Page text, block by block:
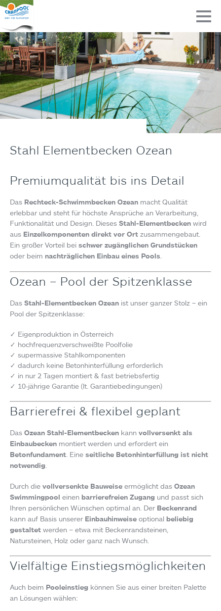
Stahl Elementbecken Ozean
Premiumqualität bis ins Detail
Das Rechteck-Schwimmbecken Ozean macht Qualität
erlebbar und steht für höchste Ansprüche an Verarbeitung,
Funktionalität und Design. Dieses Stahl-Elementbecken wird
aus Einzelkomponenten direkt vor Ort zusammengebaut.
Ein großer Vorteil bei schwer zugänglichen Grundstücken
oder beim nachträglichen Einbau eines Pools
Ozean – Pool der Spitzenklasse
Das Stahl-Elementbecken Ozean ist unser ganzer Stolz – ein
Pool der Spitzenklasse:
✓ Eigenproduktion in Österreich
✓ hochfrequenzverschweißte Poolfolie
✓ supermassive Stahlkomponenten
✓ dadurch keine Betonhinterfüllung erforderlich
✓ in nur 2 Tagen montiert & fast betriebsfertig
✓ 10-jährige Garantie (lt. Garantiebedingungen)
Barrierefrei & flexibel geplant
Das Ozean Stahl-Elementbecken kann vollversenkt als
Einbaubecken montiert werden und erfordert ein
Betonfundament . Eine seitliche Betonhinterfüllung ist nicht
notwendig
Durch die vollversenkte Bauweise ermöglicht das Ozean
Swimmingpool einen barrierefreien Zugang und passt sich
Ihren persönlichen Wünschen optimal an. Der Beckenrand
kann auf Basis unserer Einbauhinweise optional beliebig
gestaltet werden – etwa mit Beckenrandsteinen,
Natursteinen, Holz oder ganz nach Wunsch.
Vielfältige Einstiegsmöglichkeiten
Auch beim Pooleinstieg können Sie aus einer breiten Palette
an Lösungen wählen: